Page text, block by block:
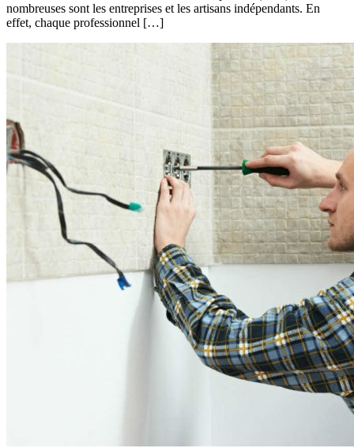
nombreuses sont les entreprises et les artisans indépendants. En
effet, chaque professionnel […]